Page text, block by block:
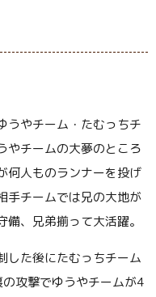
うやチーム・たむっちチ
やチームの大夢のところ
何人ものランナーを投げ
手チームでは兄の大地が
、兄弟揃って大活躍。
した後にたむっちチーム
攻撃でゆうやチームが4